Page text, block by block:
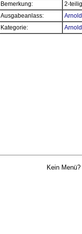
Bemerkung:
2-
Ausgabeanlass:
Kategorie:
Kein